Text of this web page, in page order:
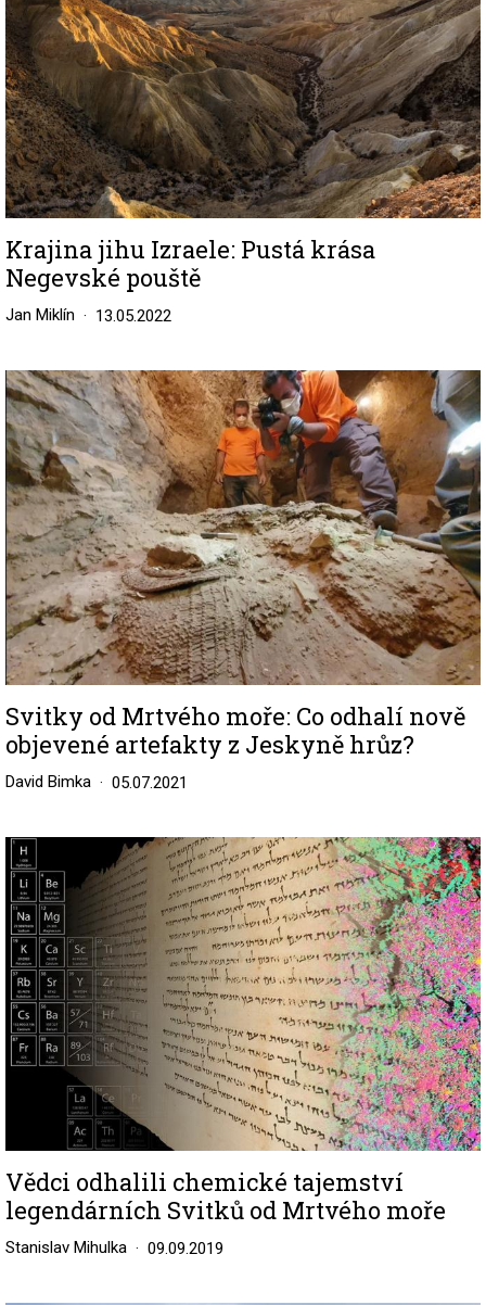
Krajina jihu Izraele: Pustá krása
Negevské pouště
Jan Miklín 13.05.2022
Image
Svitky od Mrtvého moře: Co odhalí nově
objevené artefakty z Jeskyně hrůz?
David Bimka 05.07.2021
Image
Vědci odhalili chemické tajemství
legendárních Svitků od Mrtvého moře
Stanislav Mihulka 09.09.2019